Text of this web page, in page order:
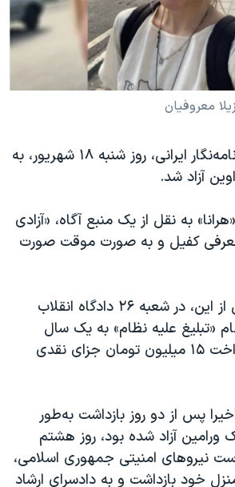
آمریکا ۲۰۲۴
به اسرائیل
آزادی
کادر رهبری ایران
آمریکا «سی‌پک»
به چین
نازیلا معروفیان، روزنامه‌نگار ایرانی، روز شنبه ۱۸ شهریور، به
آزاد شد.
به نقل از یک منبع آگاه، «آزادی
معرفی کفیل و به صورت موقت صورت
این روزنامه‌نگار پیش از این، در شعبه ۲۶ دادگاه انقلاب
«تبلیغ علیه نظام» به یک سال
حبس تعزیری و پرداخت ۱۵ میلیون تومان جزای نقدی
پس از دو روز بازداشت به‌طور
ورامین آزاد شده بود، روز هشتم
نیروهای امنیتی جمهوری اسلامی،
خود بازداشت و به دادسرای ارشاد